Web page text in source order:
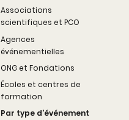
Associations
scientifiques et PCO
Agences
événementielles
ONG et Fondations
Écoles et centres de
formation
Par type d'événement